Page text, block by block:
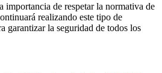
importancia de respetar la normativa de
realizando este tipo de
garantizar la seguridad de todos los